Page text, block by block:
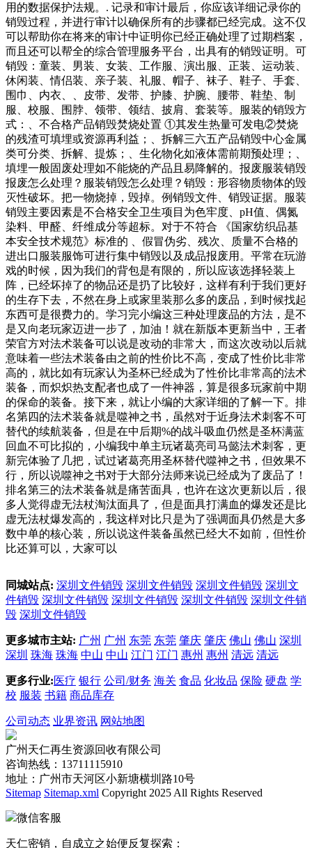
用的数据保护法规。. 记录和审计最后，你应该详细记录你的
销毁过程，并进行审计以确保所有的步骤都已经完成。这不仅
可以帮助你在将来的审计中证明你已经正确处理了过期档案，
而且还可以帮全的综合管理服务平台，出具有的销毁证明。可
销毁：童装、男装、女装、工作服、演出服、正装、运动装、
休闲装、情侣装、亲子装、礼服、帽子、袜子、鞋子、手套、
围巾、内衣、、皮带、发带、护膝、护腕、腰带、鞋垫、制
服、校服、围脖、领带、领结、披肩、套装等。服装的销毁方
式：、不合格产品销毁焚烧处置 ①其发生热量可发电②焚烧
的残渣可填埋或资源再利益；、拆解三六五产品销毁中心金属
类可分类、拆解、提炼；、生化物化如液体需前期预处理；、
填埋一般固废处理如不能烧的产品且易降解的。报废服装销毁
报废怎么处理？服装销毁怎么处理？销毁：形容物质物体的毁
灭性破坏。把一物烧掉，毁掉。例销毁文件、销毁证据。服装
销毁主要因素是不合格安全卫生项目为色牢度、pH值、偶氮
染料、甲醛、纤维成分等超标。对于不符合 《国家纺织品基
本安全技术规范》标准的 、假冒伪劣、残次、质量不合格的
进出口服装服饰可进行集中销毁以及成品报废用。平常在玩游
戏的时候，因为我们的背包是有限的，所以应该选择轻装上
阵，已经坏掉了的物品还是扔了比较好，这样有利于我们更好
的生存下去，不然在身上或家里装那么多的废品，到时候找起
东西可是很费力的。学习完小编这三种处理废品的方法，是不
是又向老玩家迈进一步了，加油！就在新版本更新当中，王者
荣官方对法术装备可以说是改动的非常大，而这次改动以后就
意味着一些法术装备由之前的性价比不高，变成了性价比非常
高的，就比如有玩家认为圣杯已经成为了性价比非常高的法术
装备，而炽炽热支配者也成了一件神器，算是很多玩家前中期
的保命的装备。接下来，就让小编的大家详细的了解一下。排
名第四的法术装备就是噬神之书，虽然对于近身法术刺客不可
替代的续航装备，但是在中后期%的战斗吸血仍然是圣杯满蓝
回血不可比拟的，小编我中单主玩诸葛亮司马懿法术刺客，更
新完体验了几把，试过诸葛亮用圣杯替代噬神之书，但效果不
行，所以说噬神之书对于大部分法师来说已经成为了废品了！
排名第三的法术装备就是痛苦面具，也许在这次更新以后，很
多人觉得虚无法杖淘汰面具了，但是面具打满血的爆发还是比
虚无法杖爆发高的，我这样对比只是为了强调面具仍然是大多
数中单的核心装，所以说这件装备虽然已经大不如前，但性价
比还算可以，大家可以
同城站点: 深圳文件销毁 深圳文件销毁 深圳文件销毁 深圳文
件销毁 深圳文件销毁 深圳文件销毁 深圳文件销毁 深圳文件销
毁 深圳文件销毁
更多城市主站: 广州 广州 东莞 东莞 肇庆 肇庆 佛山 佛山 深圳
深圳 珠海 珠海 中山 中山 江门 江门 惠州 惠州 清远 清远
更多行业: 医疗 银行 公司/财务 海关 食品 化妆品 保险 硬盘 学
校 服装 书籍 商品库存
公司动态 业界资讯 网站地图
广州天仁再生资源回收有限公司
咨询热线：13711115910
地址：广州市天河区小新塘横圳路10号
Sitemap Sitemap.xml Copyright 2025 All Rights Reserved
微信客服
天仁密销，自成立之始便反复探索：